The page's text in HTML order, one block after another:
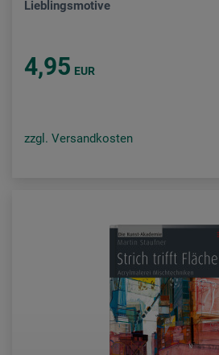
Lieblingsmotive
4,95 EUR
zzgl. Versandkosten